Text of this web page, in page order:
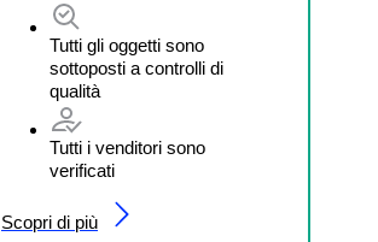
Tutti gli oggetti sono
sottoposti a controlli di
qualità
Tutti i venditori sono
verificati
Scopri di più